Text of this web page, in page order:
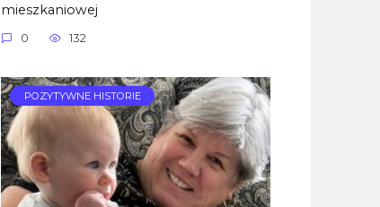
mieszkaniowej
0 132
POZYTYWNE HISTORIE